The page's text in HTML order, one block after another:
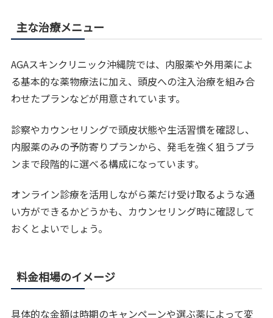
主な治療メニュー
AGAスキンクリニック沖縄院では、内服薬や外用薬によ
る基本的な薬物療法に加え、頭皮への注入治療を組み合
わせたプランなどが用意されています。
診察やカウンセリングで頭皮状態や生活習慣を確認し、
内服薬のみの予防寄りプランから、発毛を強く狙うプラ
ンまで段階的に選べる構成になっています。
オンライン診療を活用しながら薬だけ受け取るような通
い方ができるかどうかも、カウンセリング時に確認して
おくとよいでしょう。
料金相場のイメージ
具体的な金額は時期のキャンペーンや選ぶ薬によって変